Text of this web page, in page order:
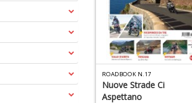
ROADBOOK N.17
Nuove Strade Ci
Aspettano